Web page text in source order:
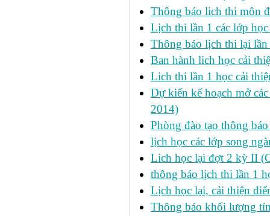
Thông báo lich thi môn
Lịch thi lần 1 các lớp
Thông báo lịch thi lại
Ban hành lich học cải
Lich thi lần 1 học cải
Dự kiến kế hoạch mở
2014)
Phòng đào tạo thông
lịch học các lớp song
Lich học lại đợt 2 kỳ II
thông báo lịch thi lần 1
Lịch học lại, cải thiện
Thông báo khối lượng